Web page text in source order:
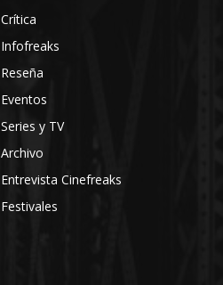
Crítica
Infofreaks
Reseña
Eventos
Series y TV
Archivo
Entrevista Cinefreaks
Festivales